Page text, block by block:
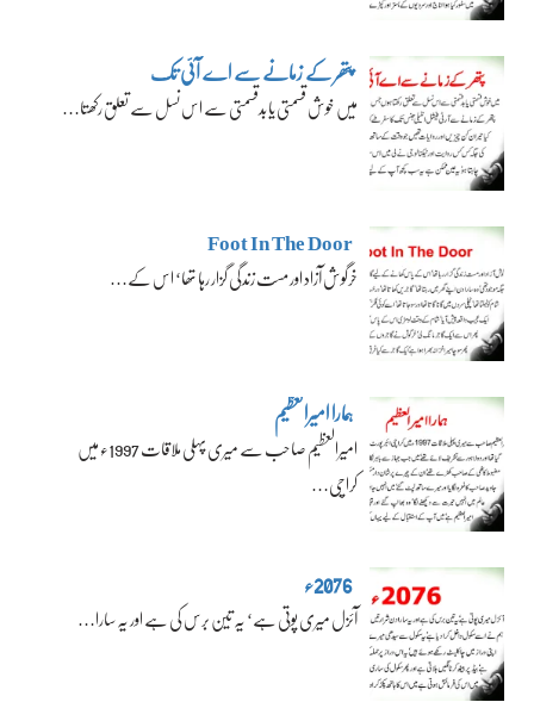
پتھر کے زمانے سے اے آئی تک
میں خوش قسمتی یا بدقسمتی سے اس نسل سے تعلق رکھتا…
Foot In The Door
خرگوش آزاد اور مست زندگی گزار رہا تھا‘ اس کے…
ہمارا امیرالعظیم
امیرالعظیم صاحب سے میری پہلی ملاقات 1997ء میں
کراچی…
2076ء
آئزل میری پوتی ہے‘ یہ تین برس کی ہے اور یہ سارا…